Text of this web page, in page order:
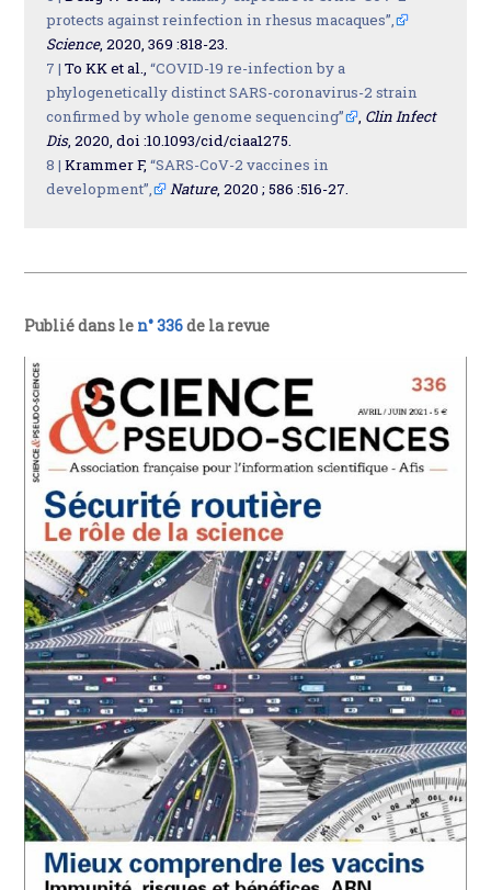
protects against reinfection in rhesus macaques”,
Science, 2020, 369 :818-23.
7 | To KK et al.,“COVID-19 re-infection by a
phylogenetically distinct SARS-coronavirus-2 strain
confirmed by whole genome sequencing”
, Clin Infect
Dis, 2020, doi :10.1093/cid/ciaa1275.
8 | Krammer F,“SARS-CoV-2 vaccines in
development”,
Nature, 2020 ; 586 :516-27.
Publié dans le n° 336de la revue